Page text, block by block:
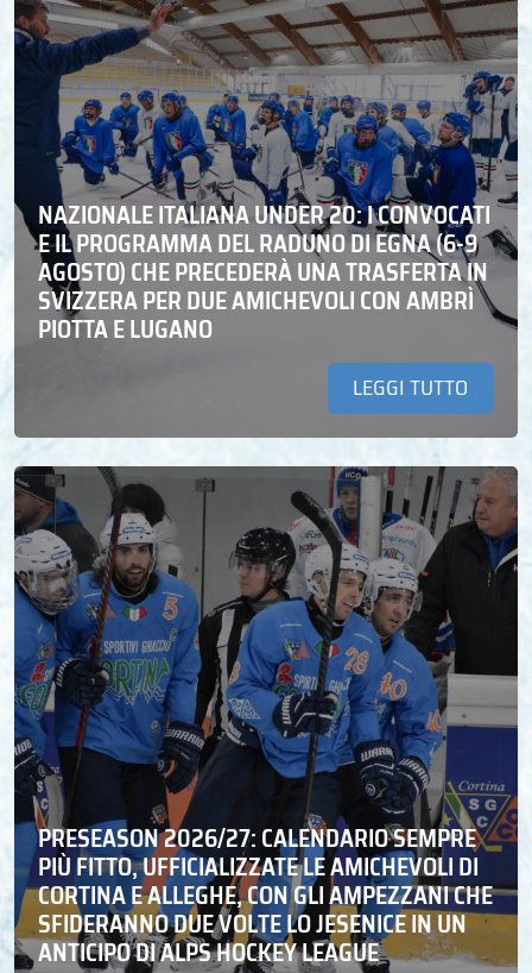
NAZIONALE ITALIANA UNDER 20: I CONVOCATI
E IL PROGRAMMA DEL RADUNO DI EGNA (6-9
AGOSTO) CHE PRECEDERÀ UNA TRASFERTA IN
SVIZZERA PER DUE AMICHEVOLI CON AMBRÌ
PIOTTA E LUGANO
LEGGI TUTTO
PRESEASON 2026/27: CALENDARIO SEMPRE
PIÙ FITTO, UFFICIALIZZATE LE AMICHEVOLI DI
CORTINA E ALLEGHE, CON GLI AMPEZZANI CHE
SFIDERANNO DUE VOLTE LO JESENICE IN UN
ANTICIPO DI ALPS HOCKEY LEAGUE